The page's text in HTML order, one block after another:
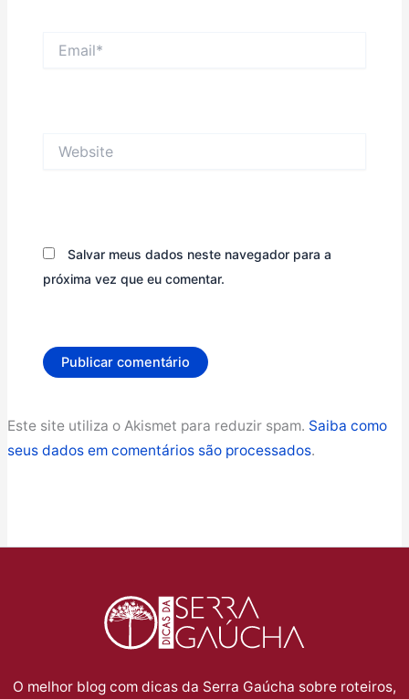
Salvar meus dados neste navegador para a
próxima vez que eu comentar.
Este site utiliza o Akismet para reduzir spam. Saiba como
seus dados em comentários são processados.
O melhor blog com dicas da Serra Gaúcha sobre roteiros,